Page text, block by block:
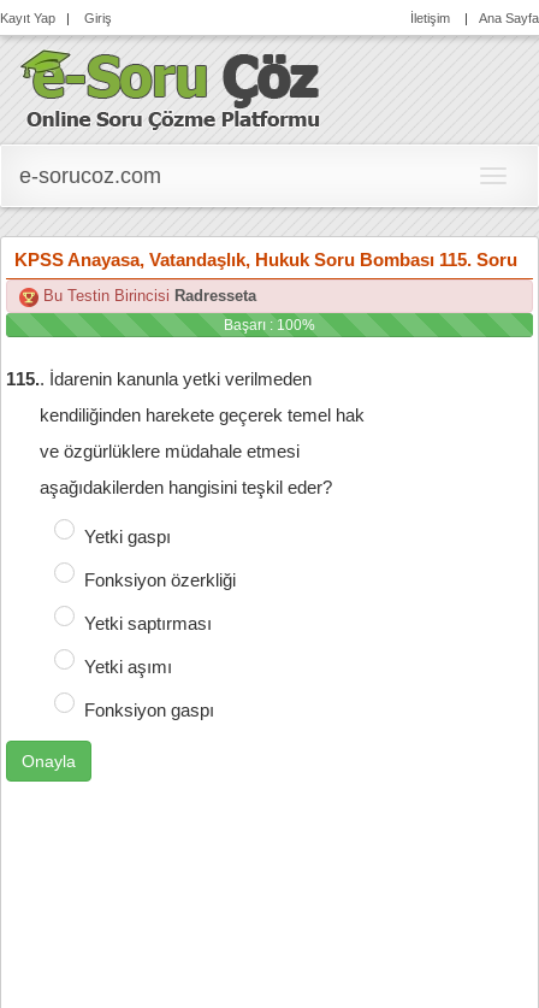
Kayıt Yap | Giriş İletişim | Ana Sayfa
e-
e-sorucoz.com
KPSS Anayasa, Vatandaşlık, Hukuk Soru Bombası 115. Soru
Bu Testin Birincisi Radresseta
Başarı : 100%
115.. İdarenin kanunla yetki verilmeden
kendiliğinden harekete geçerek temel hak
ve özgürlüklere müdahale etmesi
aşağıdakilerden hangisini teşkil eder?
Yetki gaspı
Fonksiyon özerkliği
Yetki saptırması
Yetki aşımı
Fonksiyon gaspı